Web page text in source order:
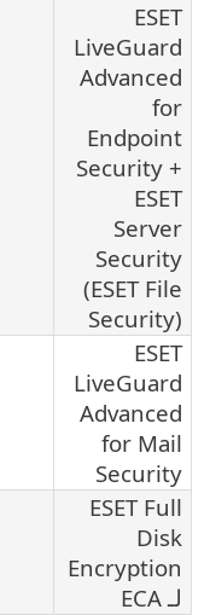
ESET
LiveGuard
Advanced
for
Endpoint
Security +
ESET
Server
Security
(ESET File
Security)
ESET
LiveGuard
Advanced
for Mail
Security
ESET Full
Disk
Encryption
لـ ECA